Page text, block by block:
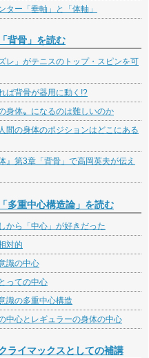
ター「垂軸」と「体軸」
「背骨」を読む
レ」がテニスのトップ・スピンを可
ば背骨が器用に動く!?
身体〟になるのは難しいのか
間の身体のポジションはどこにある
』第3章「背骨」で高岡英夫が伝え
「多重中心構造論」を読む
から「中心」が好きだった
対的
識の中心
っての中心
識の多重中心構造
中心とレギュラーの身体の中心
ライマックスとしての補講